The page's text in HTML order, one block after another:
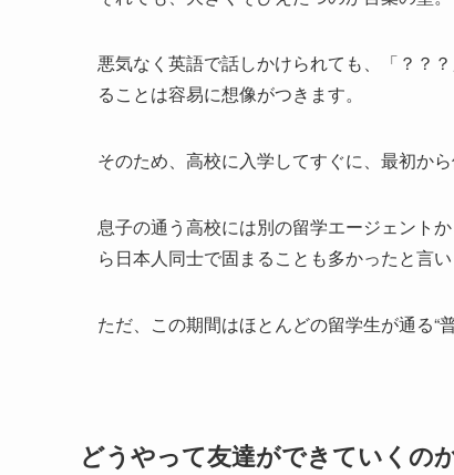
悪気なく英語で話しかけられても、「？？
ることは容易に想像がつきます。
そのため、高校に入学してすぐに、最初か
息子の通う高校には別の留学エージェント
ら日本人同士で固まることも多かったと言い
ただ、この期間はほとんどの留学生が通る“普
どうやって友達ができていくの